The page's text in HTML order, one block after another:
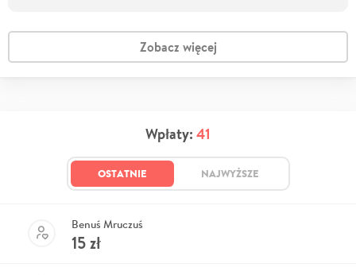
Zobacz więcej
Wpłaty: 41
OSTATNIE NAJWYŻSZE
Benuś Mruczuś
15zł